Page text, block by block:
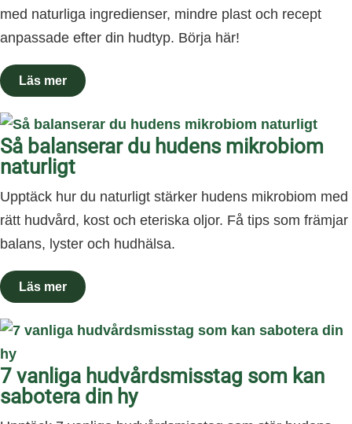
med naturliga ingredienser, mindre plast och recept
anpassade efter din hudtyp. Börja här!
Så balanserar du hudens mikrobiom
naturligt
Upptäck hur du naturligt stärker hudens mikrobiom med
rätt hudvård, kost och eteriska oljor. Få tips som främjar
balans, lyster och hudhälsa.
7 vanliga hudvårdsmisstag som kan
sabotera din hy